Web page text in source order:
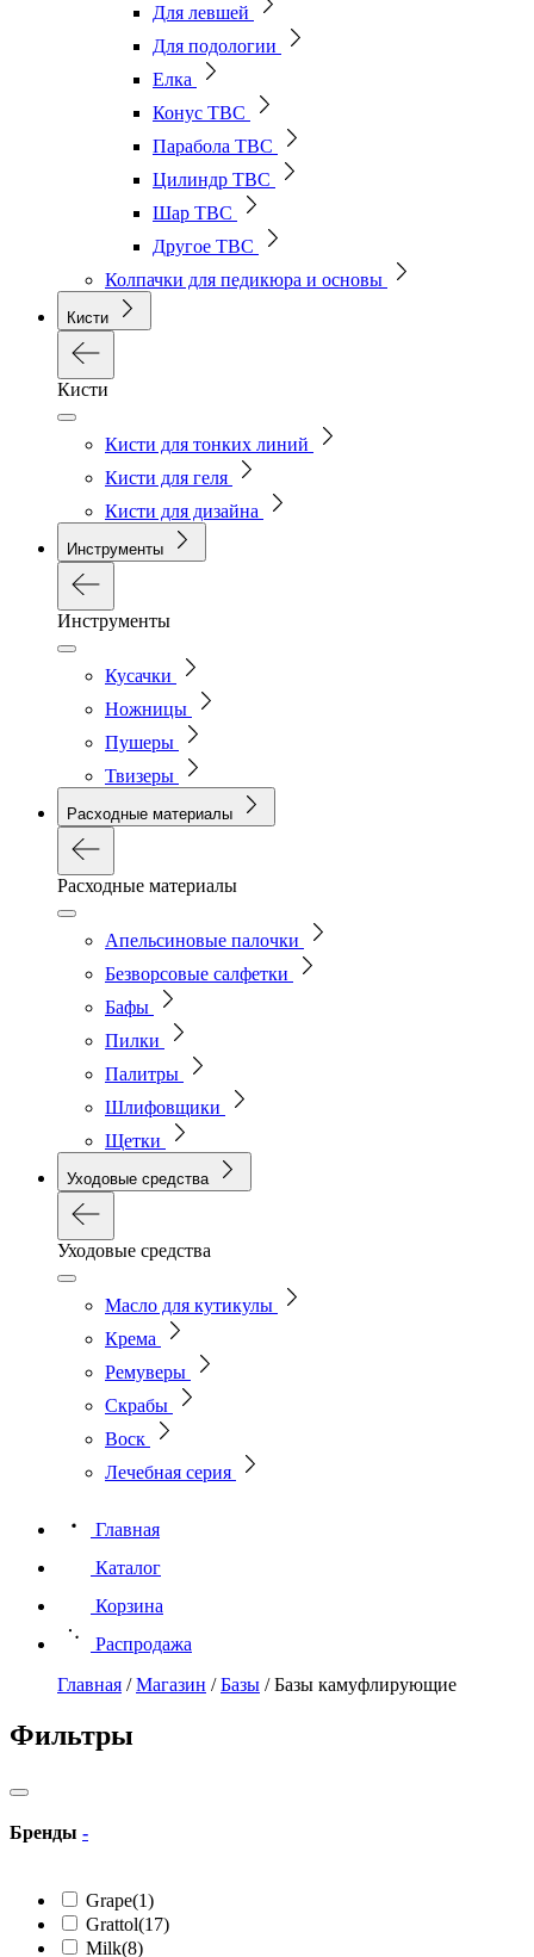
Для левшей
Для подологии
Елка
Конус ТВС
Парабола ТВС
Цилиндр ТВС
Шар ТВС
Другое ТВС
Колпачки для педикюра и основы
Кисти
Кисти
Кисти для тонких линий
Кисти для геля
Кисти для дизайна
Инструменты
Инструменты
Кусачки
Ножницы
Пушеры
Твизеры
Расходные материалы
Расходные материалы
Апельсиновые палочки
Безворсовые салфетки
Бафы
Пилки
Палитры
Шлифовщики
Щетки
Уходовые средства
Уходовые средства
Масло для кутикулы
Крема
Ремуверы
Скрабы
Воск
Лечебная серия
Главная
Каталог
Корзина
Распродажа
Главная /Магазин /Базы /Базы камуфлирующие
Фильтры
Бренды -
Grape(1)
Grattol(17)
Milk(8)